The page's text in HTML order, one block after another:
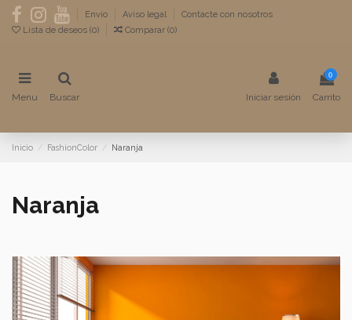
Envío Aviso legal
Contacte con nosotros
Lista de deseos (0) Comparar (0)
Menu Buscar Iniciar sesión
0
Carrito
Inicio FashionColor Naranja
Naranja